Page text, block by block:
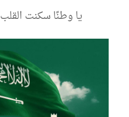
يا وطنًا سكنت